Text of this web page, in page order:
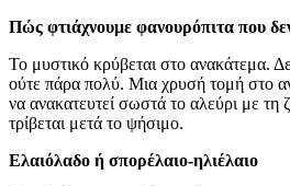
Πώς φτιάχνουμε φανουρόπιτα που
Το μυστικό κρύβεται στο ανακάτεμα.
ούτε πάρα πολύ. Μια χρυσή τομή στο
να ανακατευτεί σωστά το αλεύρι με τη
τρίβεται μετά το ψήσιμο.
Ελαιόλαδο ή σπορέλαιο-ηλιέλαιο